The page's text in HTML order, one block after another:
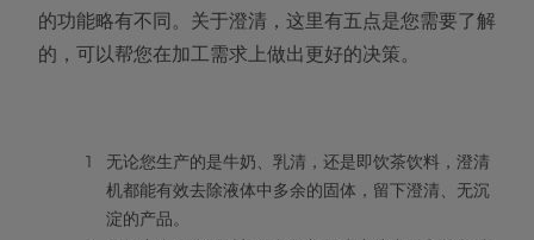
的功能略有不同。关于澄清，这里有五点是您需要了解
的，可以帮您在加工需求上做出更好的决策。
无论您生产的是牛奶、乳清，还是即饮茶饮料，澄清
机都能有效去除液体中多余的固体，留下澄清、无沉
淀的产品。